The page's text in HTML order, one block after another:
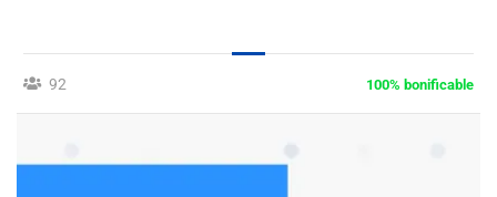
92 100% bonificable